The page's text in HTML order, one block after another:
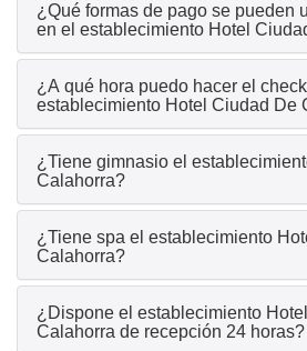
¿Qué formas de pago se pueden
en el establecimiento Hotel
¿A qué hora puedo hacer el
establecimiento Hotel Ciudad De
¿Tiene gimnasio el
Calahorra?
¿Tiene spa el establecimiento
Calahorra?
¿Dispone el establecimiento
Calahorra de recepción 24 horas?